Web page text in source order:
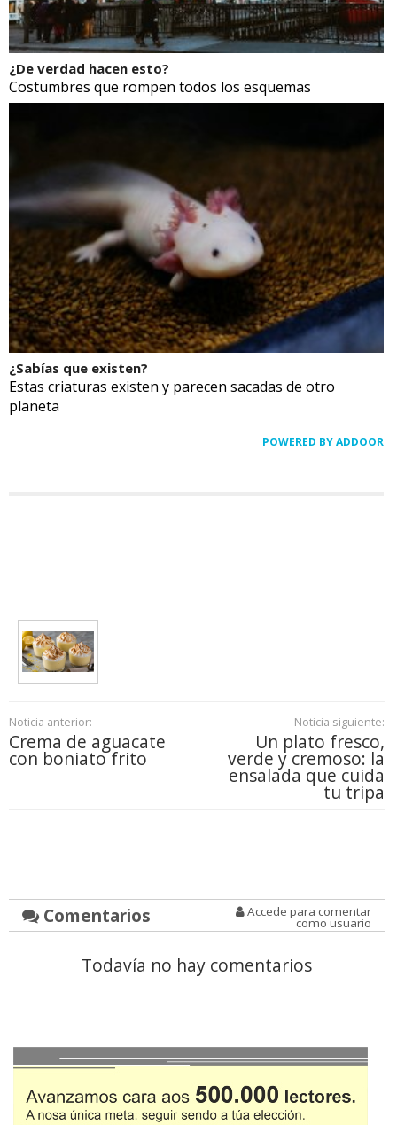
¿De verdad hacen esto?
Costumbres que rompen todos los esquemas
¿Sabías que existen?
Estas criaturas existen y parecen sacadas de otro
planeta
POWERED BY ADDOOR
Noticia anterior:
Crema de aguacate
con boniato frito
Noticia siguiente:
Un plato fresco,
verde y cremoso: la
ensalada que cuida
tu tripa
Comentarios Accede para comentar
como usuario
Todavía no hay comentarios